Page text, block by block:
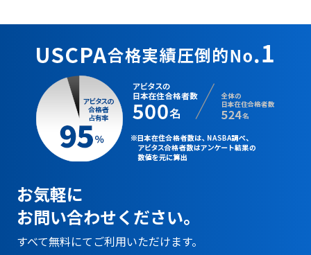
お気軽に
お問い合わせください。
すべて無料にてご利用いただけます。